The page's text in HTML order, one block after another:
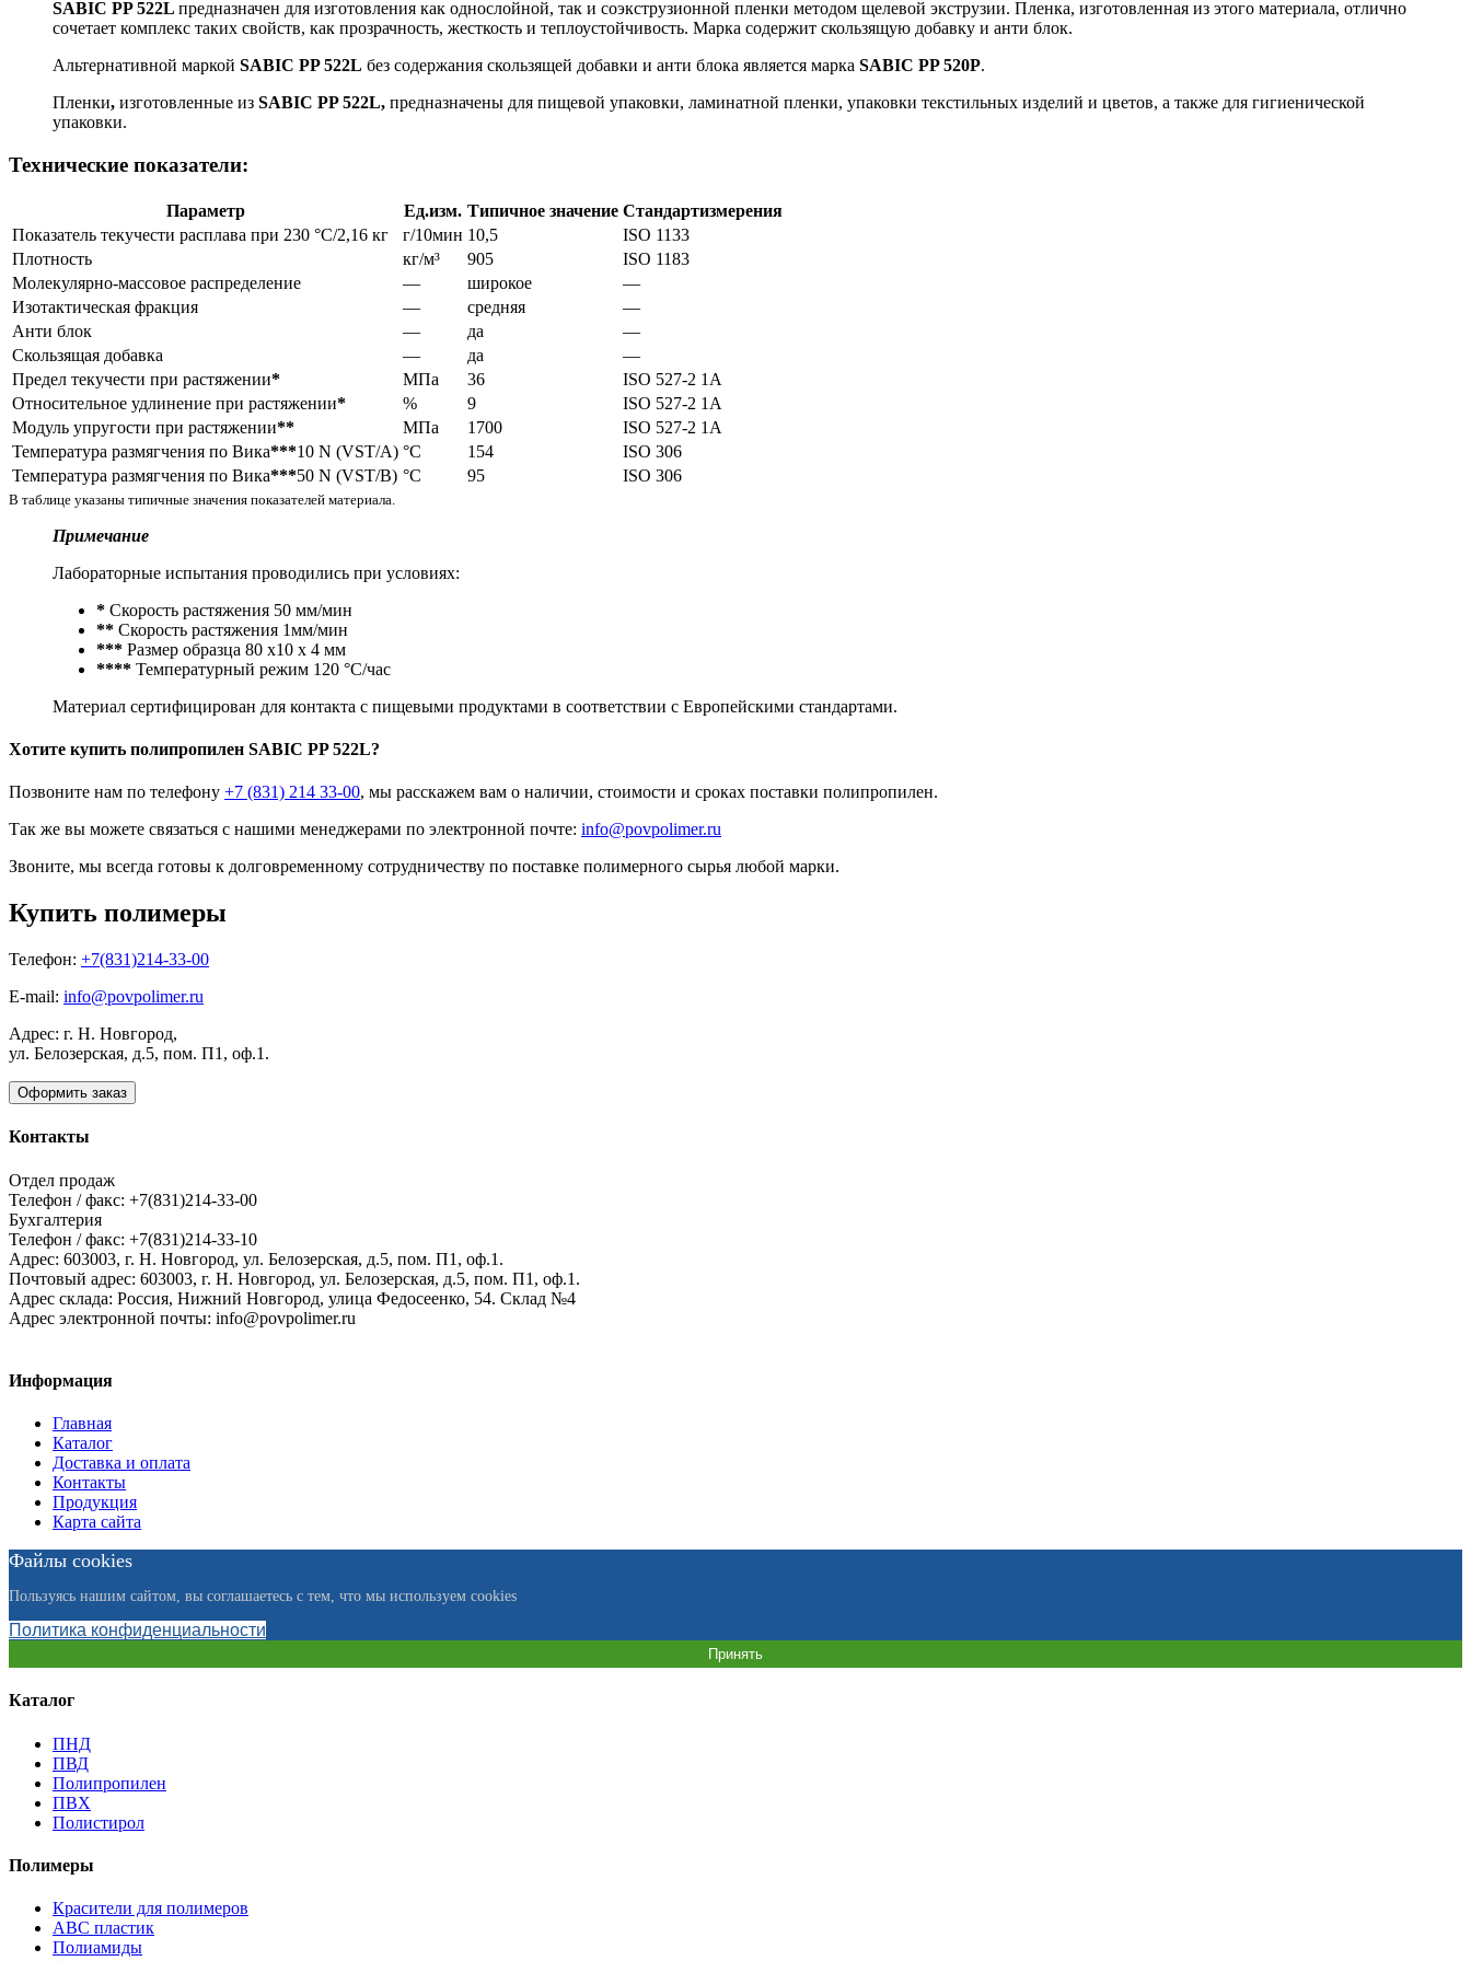
SABIC PP 522L предназначен для изготовления как однослойной, так и соэкструзионной пленки методом щелевой экструзии. Пленка, изготовленная из этого материала, отлично
сочетает комплекс таких свойств, как прозрачность, жесткость и теплоустойчивость. Марка содержит скользящую добавку и анти блок.
Альтернативной маркой SABIC PP 522L без содержания скользящей добавки и анти блока является марка SABIC PP 520P.
Пленки, изготовленные из SABIC PP 522L, предназначены для пищевой упаковки, ламинатной пленки, упаковки текстильных изделий и цветов, а также для гигиенической
упаковки.
Технические показатели:
Параметр Ед.изм. Типичное значение Стандартизмерения
Показатель текучести расплава при 230 °С/2,16 кг
г/10мин 10,5
ISO 1133
Плотность
кг/м³ 905
ISO 1183
Молекулярно-массовое распределение
— широкое
—
Изотактическая фракция
— средняя
—
Анти блок
— да
—
Скользящая добавка
— да
—
Предел текучести при растяжении* МПа 36
ISO 527-2 1А
Относительное удлинение при растяжении* % 9
ISO 527-2 1А
Модуль упругости при растяжении** МПа 1700
ISO 527-2 1А
Температура размягчения по Вика***10 N (VST/A) °C 154
ISO 306
Температура размягчения по Вика***50 N (VST/В) °C 95 ISO 306
В таблице указаны типичные значения показателей материала.
Примечание
Лабораторные испытания проводились при условиях:
* Cкорость растяжения 50 мм/мин
** Скорость растяжения 1мм/мин
*** Размер образца 80 х10 х 4 мм
**** Температурный режим 120 °C/час
Материал сертифицирован для контакта с пищевыми продуктами в соответствии с Европейскими стандартами.
Хотите купить полипропилен SABIC PP 522L?
Позвоните нам по телефону +7 (831) 214 33-00, мы расскажем вам о наличии, стоимости и сроках поставки полипропилен.
Так же вы можете связаться с нашими менеджерами по электронной почте: info@povpolimer.ru
Звоните, мы всегда готовы к долговременному сотрудничеству по поставке полимерного сырья любой марки.
Купить полимеры
Телефон: +7(831)214-33-00
E-mail: info@povpolimer.ru
Адрес: г. Н. Новгород,
ул. Белозерская, д.5, пом. П1, оф.1.
Оформить заказ
Контакты
Отдел продаж
Телефон / факс: +7(831)214-33-00
Бухгалтерия
Телефон / факс: +7(831)214-33-10
Адрес: 603003, г. Н. Новгород, ул. Белозерская, д.5, пом. П1, оф.1.
Почтовый адрес: 603003, г. Н. Новгород, ул. Белозерская, д.5, пом. П1, оф.1.
Адрес склада: Россия, Нижний Новгород, улица Федосеенко, 54. Склад №4
Адрес электронной почты: info@povpolimer.ru
Информация
Главная
Каталог
Доставка и оплата
Контакты
Продукция
Карта сайта
Файлы cookies
Пользуясь нашим сайтом, вы соглашаетесь с тем, что мы используем cookies
Политика конфиденциальности
Принять
Каталог
ПНД
ПВД
Полипропилен
ПВХ
Полистирол
Полимеры
Красители для полимеров
АВС пластик
Полиамиды